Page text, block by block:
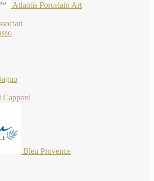
Atlantis Porcelain Art
Capponi
Bleu Provence